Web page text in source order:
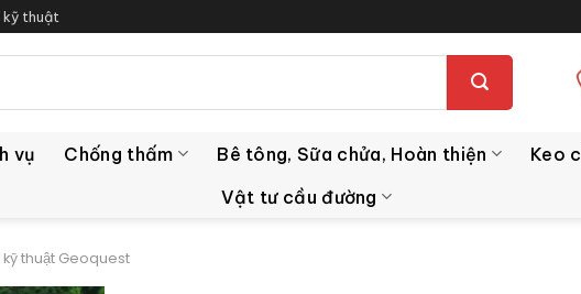
kỹ thuật
vụ Chống thấm Bê tông, Sữa chửa, Hoàn thiện Keo
Vật tư cầu đường
kỹ thuật Geoquest